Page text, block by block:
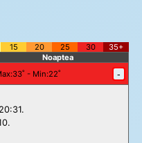
15 20 25 30
35+
Noaptea
:33˚ - Min:22˚ -